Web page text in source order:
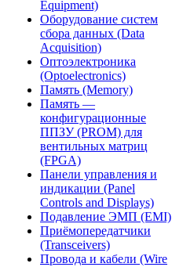
Equipment)
Оборудование систем
сбора данных (Data
Acquisition)
Оптоэлектроника
(Optoelectronics)
Память (Memory)
Память —
конфигурационные
ППЗУ (PROM) для
вентильных матриц
(FPGA)
Панели управления и
индикации (Panel
Controls and Displays)
Подавление ЭМП (EMI)
Приёмопередатчики
(Transceivers)
Провода и кабели (Wire